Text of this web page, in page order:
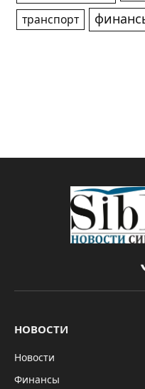
транспорт
НОВОСТИ
Новости
Финансы